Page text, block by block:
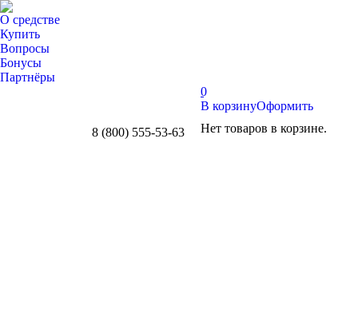
О средстве
Купить
Вопросы
Бонусы
Партнёры
Вконтакте8 (800) 555-53-63
0
В корзинуОформить
Нет товаров в корзине.